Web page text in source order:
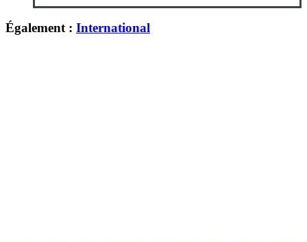
Également : International